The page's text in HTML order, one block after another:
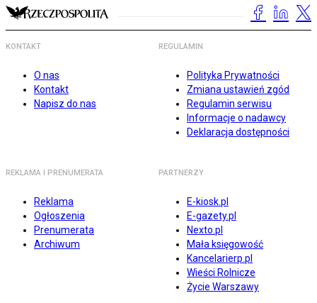
KONTAKT
O nas
Kontakt
Napisz do nas
REGULAMIN
Polityka Prywatności
Zmiana ustawień zgód
Regulamin serwisu
Informacje o nadawcy
Deklaracja dostępności
REKLAMA I PRENUMERATA
Reklama
Ogłoszenia
Prenumerata
Archiwum
PARTNERZY
E-kiosk.pl
E-gazety.pl
Nexto.pl
Mała księgowość
Kancelarierp.pl
Wieści Rolnicze
Życie Warszawy